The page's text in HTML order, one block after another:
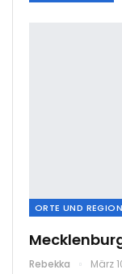
ORTE UND
Rebekka März